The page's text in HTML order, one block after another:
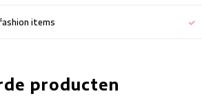
items
producten